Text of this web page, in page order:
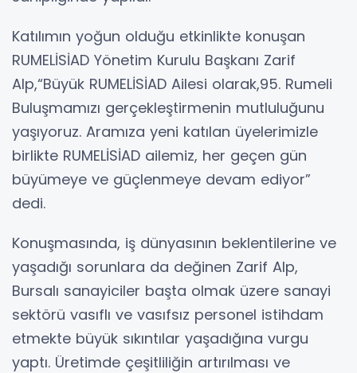
Katılımın yoğun olduğu etkinlikte konuşan
RUMELİSİAD Yönetim Kurulu Başkanı Zarif
Alp,“Büyük RUMELİSİAD Ailesi olarak,95. Rumeli
Buluşmamızı gerçekleştirmenin mutluluğunu
yaşıyoruz. Aramıza yeni katılan üyelerimizle
birlikte RUMELİSİAD ailemiz, her geçen gün
büyümeye ve güçlenmeye devam ediyor”
dedi.
Konuşmasında, iş dünyasının beklentilerine ve
yaşadığı sorunlara da değinen Zarif Alp,
Bursalı sanayiciler başta olmak üzere sanayi
sektörü vasıflı ve vasıfsız personel istihdam
etmekte büyük sıkıntılar yaşadığına vurgu
yaptı. Üretimde çeşitliliğin artırılması ve